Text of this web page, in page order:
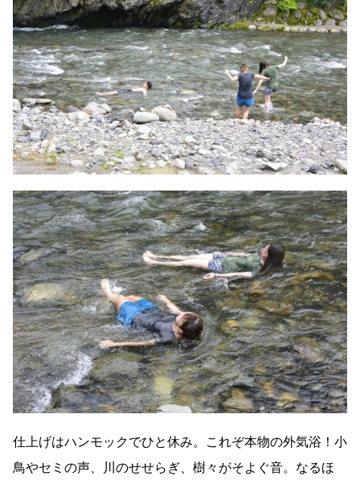
仕上げはハンモックでひと休み。これぞ本物の外気浴！小
鳥やセミの声、川のせせらぎ、樹々がそよぐ音。なるほ